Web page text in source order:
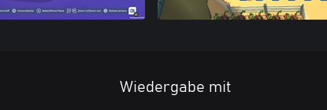
Wiedergabe mit